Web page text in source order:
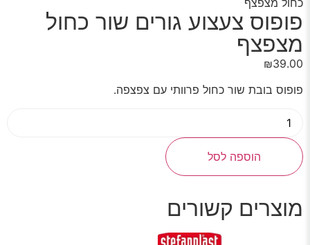
כחול מצפצף
פופוס צעצוע גורים שור כחול
מצפצף
₪39.00
פופוס בובת שור כחול פרוותי עם צפצפה.
הוספה לסל
מוצרים קשורים